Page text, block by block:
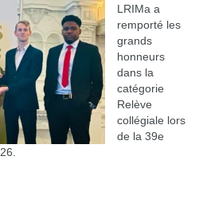
LRIMa a
remporté les
grands
honneurs
dans la
catégorie
Relève
collégiale lors
de la 39e